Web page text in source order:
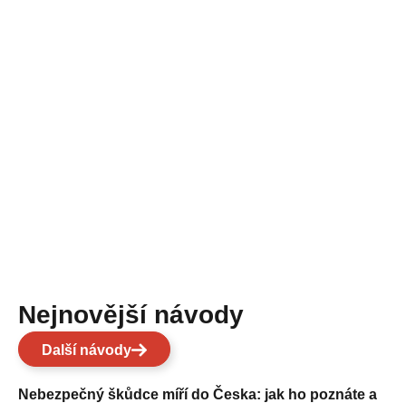
Nejnovější návody
Další návody
Nebezpečný škůdce míří do Česka: jak ho poznáte a